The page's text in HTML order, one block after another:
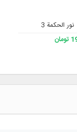
نور الحكمة 3